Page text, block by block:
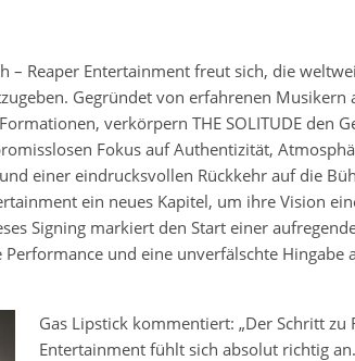
– Reaper Entertainment freut sich, die
Gegründet von erfahrenen Musikern
verkörpern THE SOLITUDE den
Fokus auf Authentizität,
einer eindrucksvollen Rückkehr auf die
ein neues Kapitel, um ihre Vision
Signing markiert den Start einer
und eine unverfälschte Hingabe
Gas Lipstick kommentiert: „Der Schritt zu
Entertainment fühlt sich absolut richtig